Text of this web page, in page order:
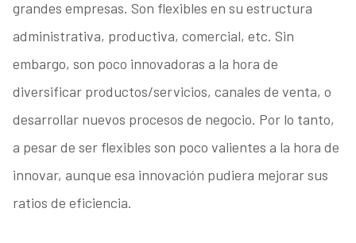
grandes empresas. Son flexibles en su estructura
administrativa, productiva, comercial, etc. Sin
embargo, son poco innovadoras a la hora de
diversificar productos/servicios, canales de venta, o
desarrollar nuevos procesos de negocio. Por lo tanto,
a pesar de ser flexibles son poco valientes a la hora de
innovar, aunque esa innovación pudiera mejorar sus
ratios de eficiencia.